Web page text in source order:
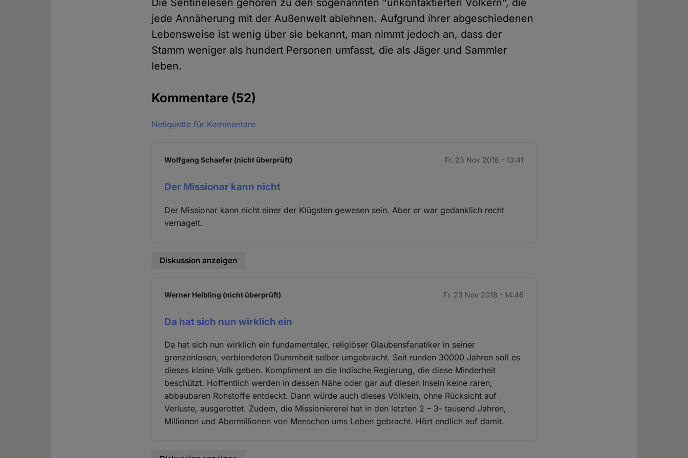
Die Sentinelesen gehören zu den sogenannten "unkontaktierten Völkern", die
jede Annäherung mit der Außenwelt ablehnen. Aufgrund ihrer abgeschiedenen
Lebensweise ist wenig über sie bekannt, man nimmt jedoch an, dass der
Stamm weniger als hundert Personen umfasst, die als Jäger und Sammler
leben.
Kommentare (52)
Netiquette für Kommentare
Wolfgang Schaefer (nicht überprüft) Fr. 23 Nov 2018 - 13:41
Der Missionar kann nicht
Der Missionar kann nicht einer der Klügsten gewesen sein. Aber er war gedanklich recht
vernagelt.
Diskussion anzeigen
Werner Helbling (nicht überprüft) Fr. 23 Nov 2018 - 14:46
Da hat sich nun wirklich ein
Da hat sich nun wirklich ein fundamentaler, religiöser Glaubensfanatiker in seiner
grenzenlosen, verblendeten Dummheit selber umgebracht. Seit runden 30000 Jahren soll es
dieses kleine Volk geben. Kompliment an die Indische Regierung, die diese Minderheit
beschützt. Hoffentlich werden in dessen Nähe oder gar auf diesen Inseln keine raren,
abbaubaren Rohstoffe entdeckt. Dann würde auch dieses Völklein, ohne Rücksicht auf
Verluste, ausgerottet. Zudem, die Missioniererei hat in den letzten 2 – 3- tausend Jahren,
Millionen und Abermillionen von Menschen ums Leben gebracht. Hört endlich auf damit.